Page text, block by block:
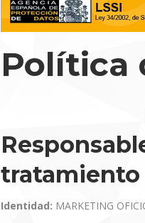
Política
tratamiento
Identidad: MARKETING